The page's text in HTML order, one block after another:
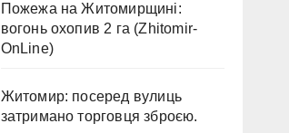
Пожежа на Житомирщині:
вогонь охопив 2 га (Zhitomir-
OnLine)
Житомир: посеред вулиць
затримано торговця зброєю.